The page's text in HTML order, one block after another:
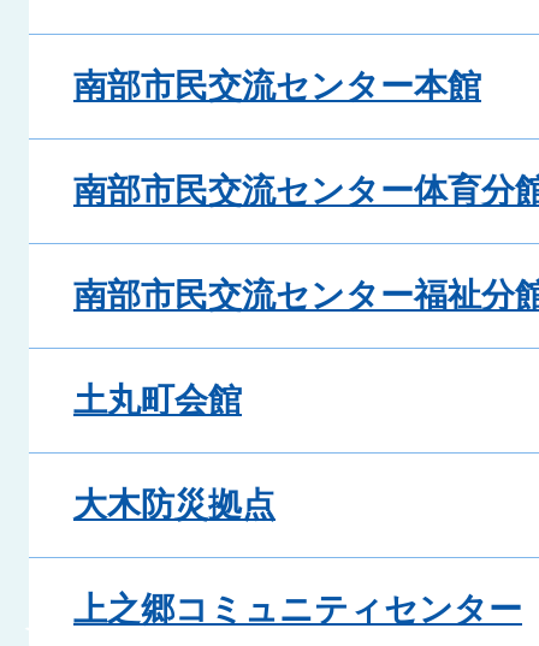
南部市民交流センター本館
南部市民交流センター体育分
南部市民交流センター福祉分
土丸町会館
大木防災拠点
上之郷コミュニティセンター